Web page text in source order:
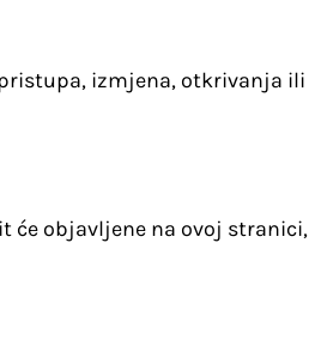
izmjena, otkrivanja ili
će objavljene na ovoj stranici,